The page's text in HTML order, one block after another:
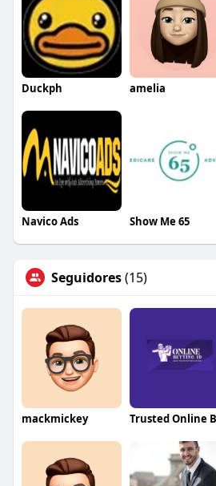
Duckph amelia
Navico Ads Show Me 65
Seguidores(15)
mackmickey